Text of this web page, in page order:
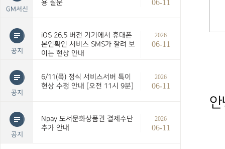
GM서신
용 질문
06-11
공지
iOS 26.5 버전 기기에서 휴대폰
본인확인 서비스 SMS가 잘려 보
이는 현상 안내
2026
06-11
공지
6/11(목) 정식 서비스서버 특이
현상 수정 안내 [오전 11시 9분]
2026
06-11
공지
Npay 도서문화상품권 결제수단
추가 안내
2026
06-11
안